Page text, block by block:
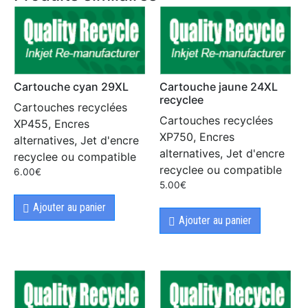
Cartouche cyan 29XL
Cartouches recyclées
XP455, Encres
alternatives, Jet d'encre
recyclee ou compatible
6.00€
Ajouter au panier
Cartouche jaune 24XL
recyclee
Cartouches recyclées
XP750, Encres
alternatives, Jet d'encre
recyclee ou compatible
5.00€
Ajouter au panier